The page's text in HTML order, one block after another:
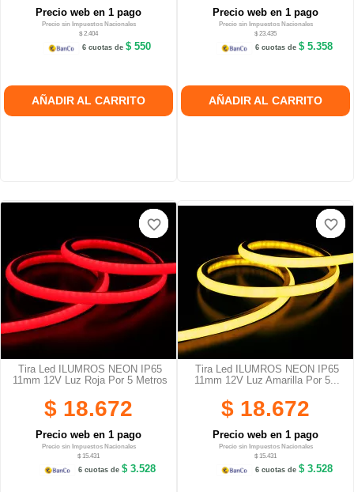
Precio web en 1 pago
Precio sin Impuestos Nacionales
$ 2.404
6 cuotas de$ 550
AÑADIR AL CARRITO
Precio web en 1 pago
Precio sin Impuestos Nacionales
$ 23.435
6 cuotas de $ 5.358
AÑADIR AL CARRITO
Tira Led ILUMROS NEON IP65
11mm 12V Luz Roja Por 5 Metros
$ 18.672
Precio web en 1 pago
Precio sin Impuestos Nacionales
$ 15.431
6 cuotas de $ 3.528
favorite_border
favorite_border
favorite_border
Tira Led ILUMROS NEON IP65
11mm 12V Luz Amarilla Por 5...
$ 18.672
Precio web en 1 pago
Precio sin Impuestos Nacionales
$ 15.431
6 cuotas de $ 3.528
favorite_border
favorite_border
favorite_border